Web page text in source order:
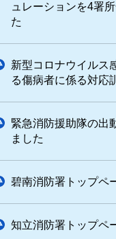
ュレーションを4署
た
新型コロナウイルス
る傷病者に係る対応
緊急消防援助隊の出
ました
碧南消防署トップペ
知立消防署トップペ